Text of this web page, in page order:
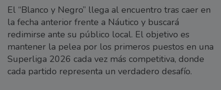
El “Blanco y Negro” llega al encuentro tras caer en
la fecha anterior frente a Náutico y buscará
redimirse ante su público local. El objetivo es
mantener la pelea por los primeros puestos en una
Superliga 2026 cada vez más competitiva, donde
cada partido representa un verdadero desafío.